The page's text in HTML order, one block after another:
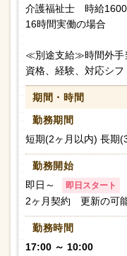
介護福祉士 時給
16時間実働の場合
≪別途支給≫時間外
資格、経験、対応シ
期間・時間
勤務期間
短期(2ヶ月以内) 長期
勤務開始
即日～
即日スタート
2ヶ月契約 更新の可
勤務時間
17:00 ～ 10:00